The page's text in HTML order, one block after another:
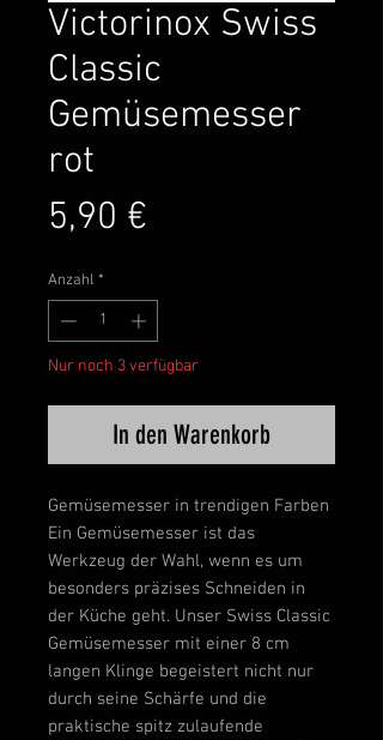
Victorinox Swiss
Classic
Gemüsemesser
rot
5,90 €
Anzahl *
Nur noch 3 verfügbar
In den Warenkorb
Gemüsemesser in trendigen Farben
Ein Gemüsemesser ist das
Werkzeug der Wahl, wenn es um
besonders präzises Schneiden in
der Küche geht. Unser Swiss Classic
Gemüsemesser mit einer 8 cm
langen Klinge begeistert nicht nur
durch seine Schärfe und die
praktische spitz zulaufende